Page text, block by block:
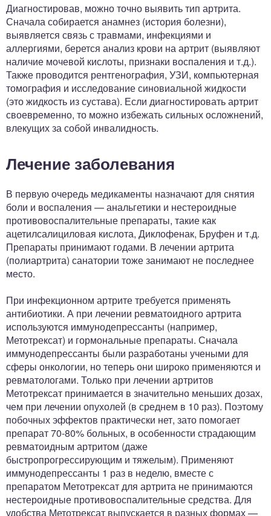
Диагностировав, можно точно выявить тип артрита.
Сначала собирается анамнез (история болезни),
выявляется связь с травмами, инфекциями и
аллергиями, берется анализ крови на артрит (выявляют
наличие мочевой кислоты, признаки воспаления и т.д.).
Также проводится рентгенография, УЗИ, компьютерная
томография и исследование синовиальной жидкости
(это жидкость из сустава). Если диагностировать артрит
своевременно, то можно избежать сильных осложнений,
влекущих за собой инвалидность.
Лечение заболевания
В первую очередь медикаменты назначают для снятия
боли и воспаления — анальгетики и нестероидные
противовоспалительные препараты, такие как
ацетилсалициловая кислота, Диклофенак, Бруфен и т.д.
Препараты принимают годами. В лечении артрита
(полиартрита) санатории тоже занимают не последнее
место.
При инфекционном артрите требуется применять
антибиотики. А при лечении ревматоидного артрита
используются иммунодепрессанты (например,
Метотрексат) и гормональные препараты. Сначала
иммунодепрессанты были разработаны учеными для
сферы онкологии, но теперь они широко применяются и
ревматологами. Только при лечении артритов
Метотрексат принимается в значительно меньших дозах,
чем при лечении опухолей (в среднем в 10 раз). Поэтому
побочных эффектов практически нет, зато помогает
препарат 70-80% больных, в особенности страдающим
ревматоидным артритом (даже
быстропрогрессирующим и тяжелым). Применяют
иммунодепрессанты 1 раз в неделю, вместе с
препаратом Метотрексат для артрита не принимаются
нестероидные противовоспалительные средства. Для
удобства Метотрексат выпускается в разных формах —